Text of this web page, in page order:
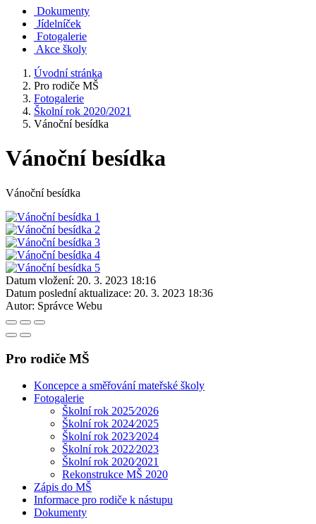
Dokumenty
Jídelníček
Fotogalerie
Akce školy
Úvodní stránka
Pro rodiče MŠ
Fotogalerie
Školní rok 2020/2021
Vánoční besídka
Vánoční besídka
Vánoční besídka
Datum vložení: 20. 3. 2023 18:16
Datum poslední aktualizace: 20. 3. 2023 18:36
Autor: Správce Webu
Pro rodiče MŠ
Koncepce a směřování mateřské školy
Fotogalerie
Školní rok 2025⁄2026
Školní rok 2024⁄2025
Školní rok 2023⁄2024
Školní rok 2022⁄2023
Školní rok 2020⁄2021
Rekonstrukce MŠ 2020
Zápis do MŠ
Informace pro rodiče k nástupu
Dokumenty